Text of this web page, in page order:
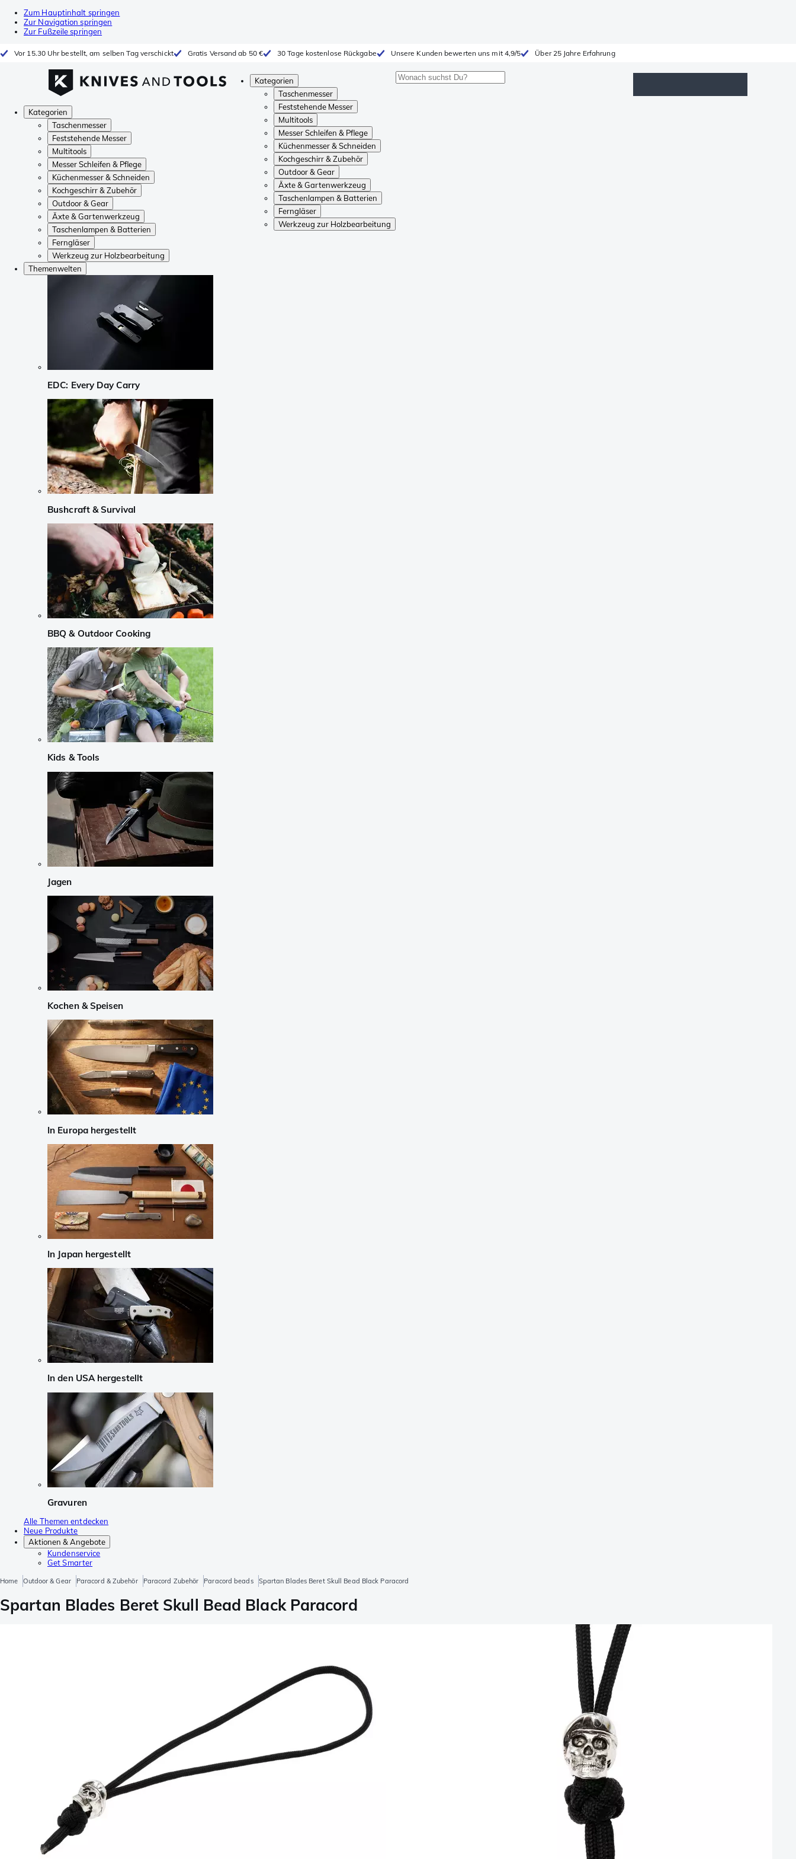
Zum Hauptinhalt springen
Zur Navigation springen
Zur Fußzeile springen
Vor 15.30 Uhr bestellt, am selben Tag verschickt Gratis Versand ab 50 € 30 Tage kostenlose Rückgabe Unsere Kunden bewerten uns mit 4,9/5 Über 25 Jahre Erfahrung
Kategorien
Taschenmesser
Feststehende Messer
Multitools
Messer Schleifen & Pflege
Küchenmesser & Schneiden
Kochgeschirr & Zubehör
Outdoor & Gear
Äxte & Gartenwerkzeug
Taschenlampen & Batterien
Ferngläser
Werkzeug zur Holzbearbeitung
Kategorien
Taschenmesser
Feststehende Messer
Multitools
Messer Schleifen & Pflege
Küchenmesser & Schneiden
Kochgeschirr & Zubehör
Outdoor & Gear
Äxte & Gartenwerkzeug
Taschenlampen & Batterien
Ferngläser
Werkzeug zur Holzbearbeitung
Themenwelten
EDC: Every Day Carry
Bushcraft & Survival
BBQ & Outdoor Cooking
Kids & Tools
Jagen
Kochen & Speisen
In Europa hergestellt
In Japan hergestellt
In den USA hergestellt
Gravuren
Alle Themen entdecken
Neue Produkte
Aktionen & Angebote
Kundenservice
Get Smarter
Home Outdoor & Gear Paracord & Zubehör Paracord Zubehör Paracord beads Spartan Blades Beret Skull Bead Black Paracord
Spartan Blades Beret Skull Bead Black Paracord